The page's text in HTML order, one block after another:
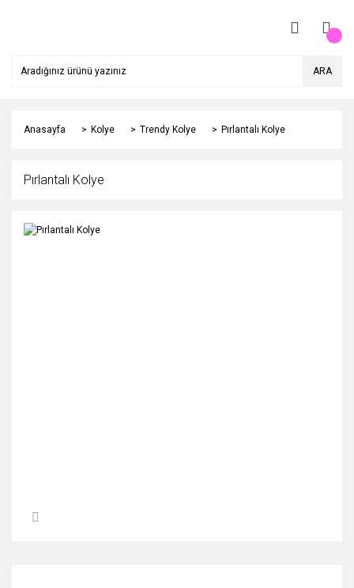
ARA
Anasayfa Kolye Trendy Kolye Pırlantalı Kolye
Pırlantalı Kolye